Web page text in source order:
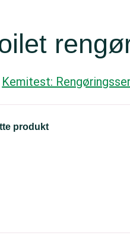
Kemitest:
produkt